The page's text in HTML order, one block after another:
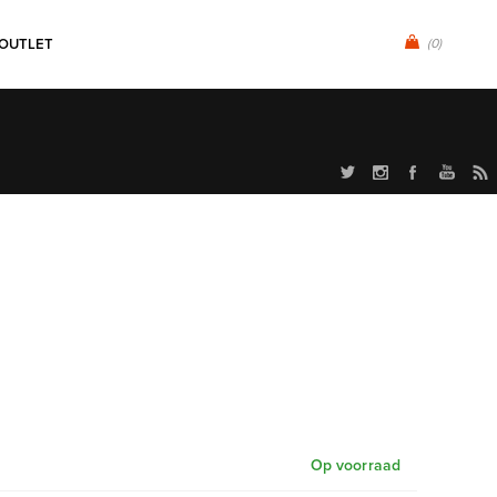
(0)
Op voorraad